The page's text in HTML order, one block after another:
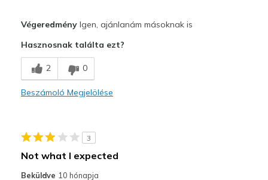
Going Out
Travel
View On Shoes
I'm Into Shoes
VégeredményIgen, ajánlanám másoknak is
Hasznosnak találta ezt?
2 0
Beszámoló Megjelölése
3
Not what I expected
Beküldve 10 hónapja